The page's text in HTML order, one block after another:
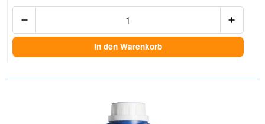
In den Warenkorb